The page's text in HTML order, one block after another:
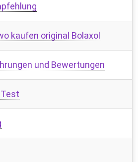
kaufen original Bolaxol
und Bewertungen